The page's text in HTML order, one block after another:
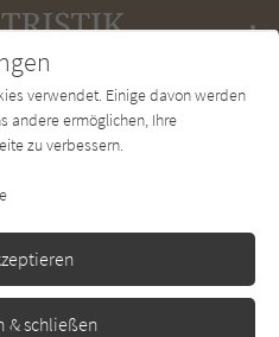
Charts Newsletter
verwendet. Einige davon werden
andere ermöglichen, Ihre
zu verbessern.
& schließen